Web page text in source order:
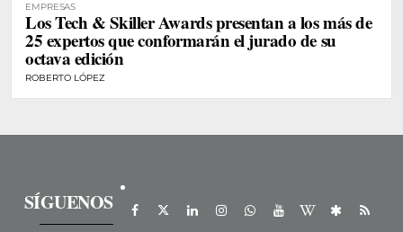
EMPRESAS
Los Tech & Skiller Awards presentan a los más de
25 expertos que conformarán el jurado de su
octava edición
ROBERTO LÓPEZ
SÍGUENOS